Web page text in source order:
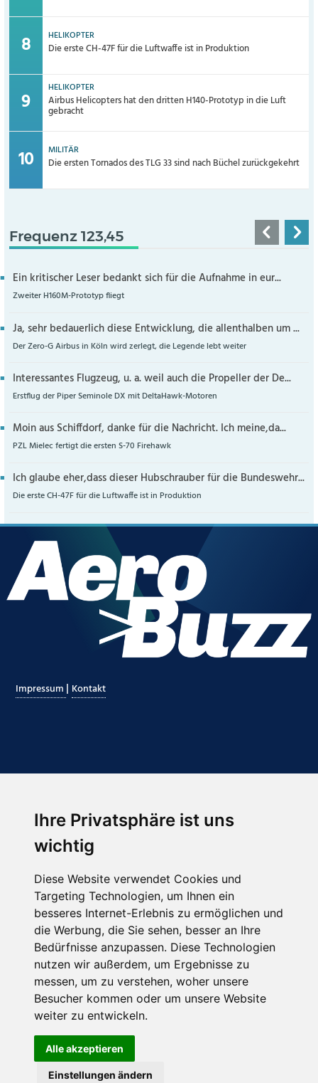
Ihre Privatsphäre ist uns
wichtig
Diese Website verwendet Cookies und
Targeting Technologien, um Ihnen ein
besseres Internet-Erlebnis zu ermöglichen und
die Werbung, die Sie sehen, besser an Ihre
Bedürfnisse anzupassen. Diese Technologien
nutzen wir außerdem, um Ergebnisse zu
messen, um zu verstehen, woher unsere
Besucher kommen oder um unsere Website
weiter zu entwickeln.
Alle akzeptieren
Einstellungen ändern
HELIKOPTER
Die erste CH-47F für die Luftwaffe ist in Produktion
HELIKOPTER
Airbus Helicopters hat den dritten H140-Prototyp in die Luft
gebracht
MILITÄR
Die ersten Tornados des TLG 33 sind nach Büchel zurückgekehrt
Frequenz 123,45
Ein kritischer Leser bedankt sich für die Aufnahme in eur...
Zweiter H160M-Prototyp fliegt
Ja, sehr bedauerlich diese Entwicklung, die allenthalben um ...
Der Zero-G Airbus in Köln wird zerlegt, die Legende lebt weiter
Interessantes Flugzeug, u. a. weil auch die Propeller der De...
Erstflug der Piper Seminole DX mit DeltaHawk-Motoren
Moin aus Schiffdorf, danke für die Nachricht. Ich meine,da...
PZL Mielec fertigt die ersten S-70 Firehawk
Ich glaube eher,dass dieser Hubschrauber für die Bundeswehr...
Die erste CH-47F für die Luftwaffe ist in Produktion
Impressum | Kontakt
Hier finden Sie uns auch
Abonnieren Sie unseren Newsletter
Email*